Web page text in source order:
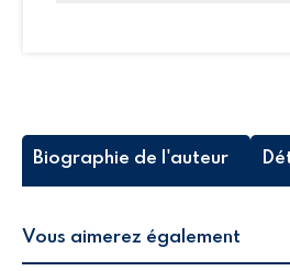
Biographie de l'auteur
Vous aimerez également